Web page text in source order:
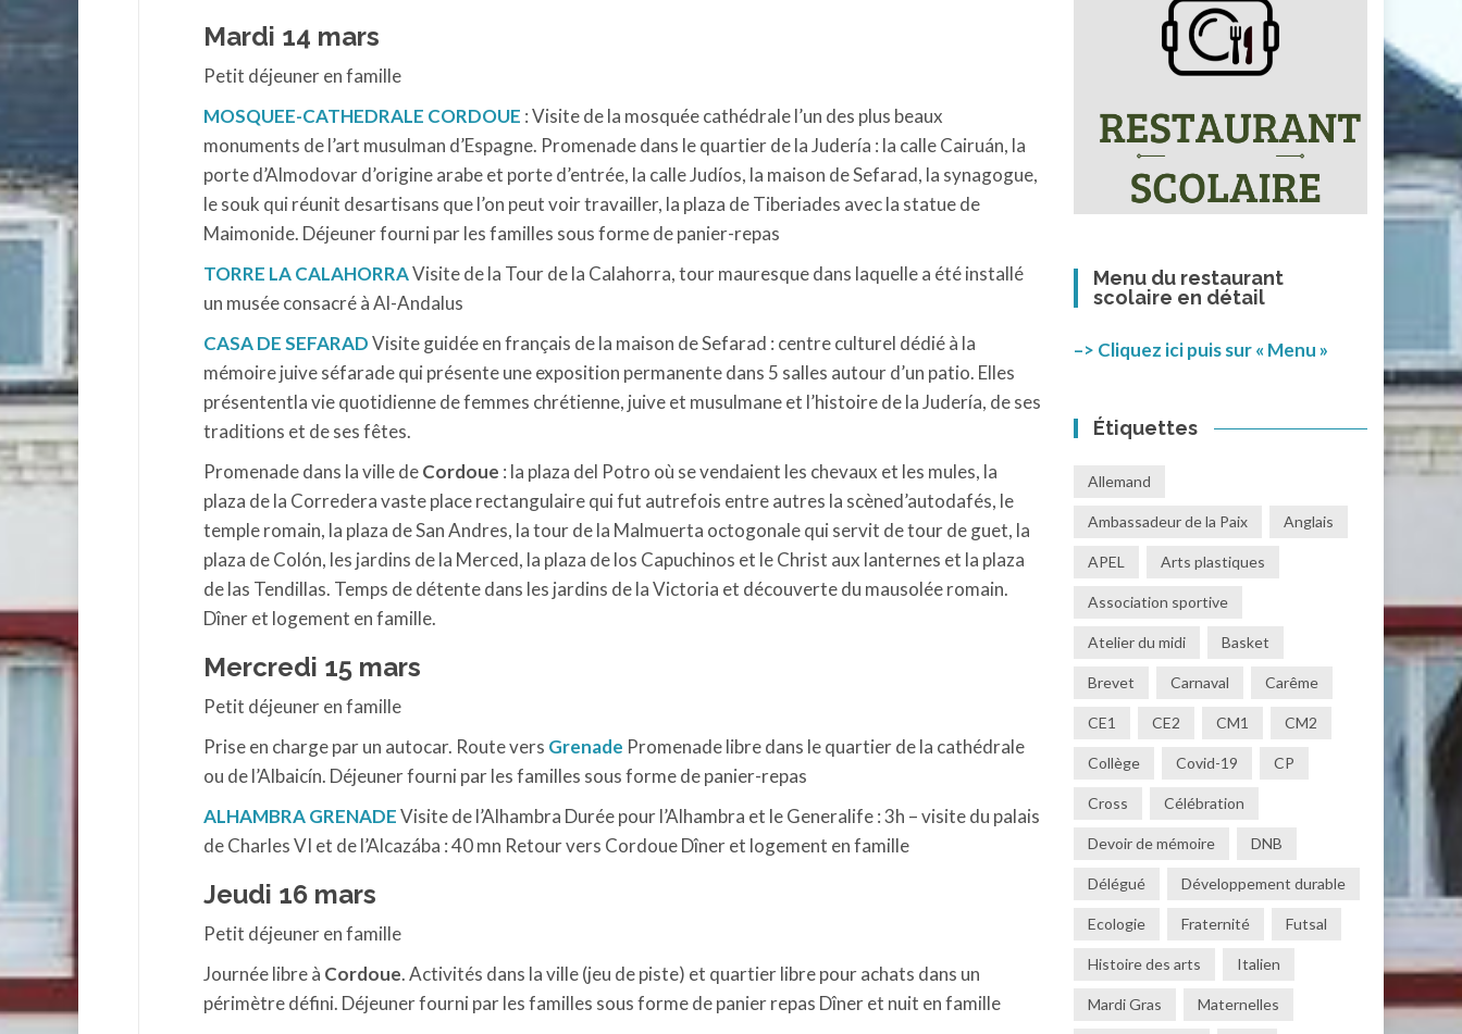
Mardi 14 mars
Petit déjeuner en famille
MOSQUEE-CATHEDRALE CORDOUE : Visite de la mosquée cathédrale l’un des plus beaux
monuments de l’art musulman d’Espagne. Promenade dans le quartier de la Judería : la calle Cairuán, la
porte d’Almodovar d’origine arabe et porte d’entrée, la calle Judíos, la maison de Sefarad, la synagogue,
le souk qui réunit desartisans que l’on peut voir travailler, la plaza de Tiberiades avec la statue de
Maimonide. Déjeuner fourni par les familles sous forme de panier-repas
TORRE LA CALAHORRAVisite de la Tour de la Calahorra, tour mauresque dans laquelle a été installé
un musée consacré à Al-Andalus
CASA DE SEFARADVisite guidée en français de la maison de Sefarad : centre culturel dédié à la
mémoire juive séfarade qui présente une exposition permanente dans 5 salles autour d’un patio. Elles
présententla vie quotidienne de femmes chrétienne, juive et musulmane et l’histoire de la Judería, de ses
traditions et de ses fêtes.
Promenade dans la ville deCordoue : la plaza del Potro où se vendaient les chevaux et les mules, la
plaza de la Corredera vaste place rectangulaire qui fut autrefois entre autres la scèned’autodafés, le
temple romain, la plaza de San Andres, la tour de la Malmuerta octogonale qui servit de tour de guet, la
plaza de Colón, les jardins de la Merced, la plaza de los Capuchinos et le Christ aux lanternes et la plaza
de las Tendillas. Temps de détente dans les jardins de la Victoria et découverte du mausolée romain.
Dîner et logement en famille.
Mercredi 15 mars
Petit déjeuner en famille
Prise en charge par un autocar. Route vers Grenade Promenade libre dans le quartier de la cathédrale
ou de l’Albaicín. Déjeuner fourni par les familles sous forme de panier-repas
ALHAMBRA GRENADEVisite de l’Alhambra Durée pour l’Alhambra et le Generalife : 3h – visite du palais
de Charles VI et de l’Alcazába : 40 mn Retour vers Cordoue Dîner et logement en famille
Jeudi 16 mars
Petit déjeuner en famille
Journée libre à Cordoue. Activités dans la ville (jeu de piste) et quartier libre pour achats dans un
périmètre défini. Déjeuner fourni par les familles sous forme de panier repas Dîner et nuit en famille
Menu du restaurant
scolaire en détail
–> Cliquez ici puis sur « Menu »
Étiquettes
Allemand
Ambassadeur de la Paix Anglais
APEL Arts plastiques
Association sportive
Atelier du midi Basket
Brevet Carnaval Carême
CE1 CE2 CM1 CM2
Collège Covid-19 CP
Cross Célébration
Devoir de mémoire DNB
Délégué Développement durable
Ecologie Fraternité Futsal
Histoire des arts Italien
Mardi Gras Maternelles